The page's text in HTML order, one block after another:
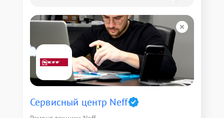
Сервисный центр Neff